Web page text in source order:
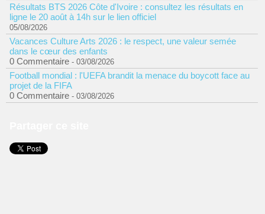
Résultats BTS 2026 Côte d'Ivoire : consultez les résultats en
ligne le 20 août à 14h sur le lien officiel
05/08/2026
Vacances Culture Arts 2026 : le respect, une valeur semée
dans le cœur des enfants
0 Commentaire - 03/08/2026
Football mondial : l'UEFA brandit la menace du boycott face au
projet de la FIFA
0 Commentaire - 03/08/2026